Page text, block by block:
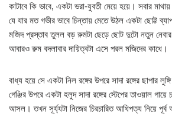
কাটাবে কি ভাবে, একটা ভরা-যুবতী মেয়ে হয়ে। সবার
যে যার মত গভীর ভাবে চিন্তায় মেতে উঠল একটা ছোট্ট
মজিদ প্রস্তাব তুলল বড় রুমটা ছেড়ে ছোট দুটো নতুন নেবার,
আবারও রুম বদলাবার দায়িত্বটা এসে পরল মজিদের কাধে।
বাধ্য হয়ে সে একটা নিল রঙ্গের উপরে সাদা রঙ্গের ছাপার
গেঞ্জির উপরে একটা হলুদ সাদা রঙ্গের স্টেপের তাওয়াল গায়ে
আসল। তখন সূর্য্যটা নিজের চিরচারিত আধিপত্য নিয়ে